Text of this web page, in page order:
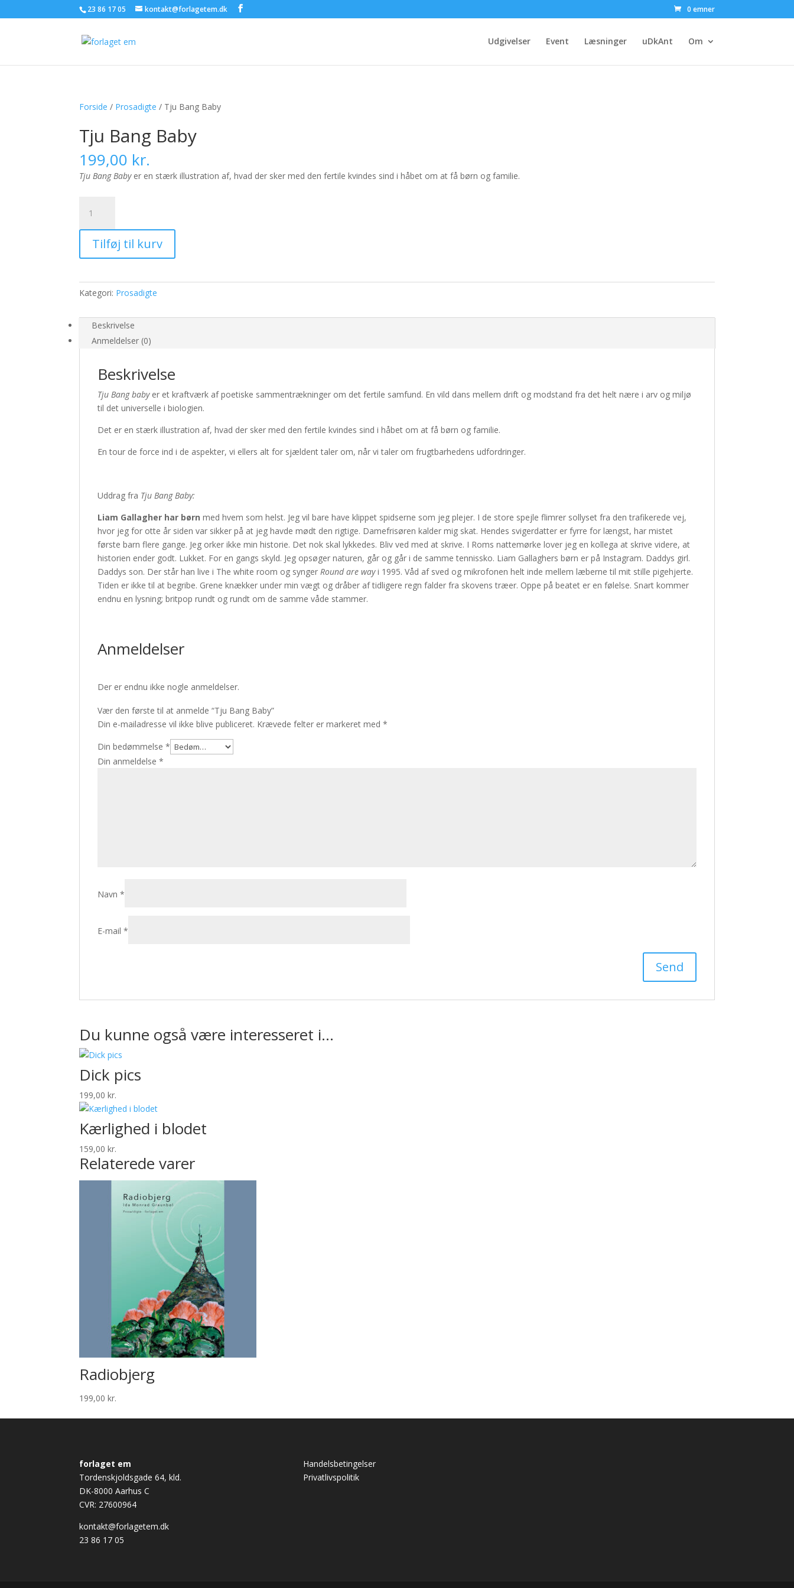
23 86 17 05 kontakt@forlagetem.dk 0 emner
Udgivelser Event Læsninger uDkAnt Om
Forside / Prosadigte / Tju Bang Baby
Tju Bang Baby
199,00 kr.
Tju Bang Babyer en stærk illustration af, hvad der sker med den fertile kvindes sind i håbet om at få børn og familie.
Bang
Baby
antalTilføj til kurv
Kategori: Prosadigte
Beskrivelse
Anmeldelser (0)
Beskrivelse
Tju Bang babyer et kraftværk af poetiske sammentrækninger om det fertile samfund. En vild dans mellem drift og modstand fra det helt nære i arv og miljø
til det universelle i biologien.
Det er en stærk illustration af, hvad der sker med den fertile kvindes sind i håbet om at få børn og familie.
En tour de force ind i de aspekter, vi ellers alt for sjældent taler om, når vi taler om frugtbarhedens udfordringer.
Uddrag fra Tju Bang Baby:
Liam Gallagher har børn med hvem som helst. Jeg vil bare have klippet spidserne som jeg plejer. I de store spejle flimrer sollyset fra den trafikerede vej,
hvor jeg for otte år siden var sikker på at jeg havde mødt den rigtige. Damefrisøren kalder mig skat. Hendes svigerdatter er fyrre for længst, har mistet
første barn flere gange. Jeg orker ikke min historie. Det nok skal lykkedes. Bliv ved med at skrive. I Roms nattemørke lover jeg en kollega at skrive videre, at
historien ender godt. Lukket. For en gangs skyld. Jeg opsøger naturen, går og går i de samme tennissko. Liam Gallaghers børn er på Instagram. Daddys girl.
Daddys son. Der står han live i The white room og syngerRound are wayi 1995. Våd af sved og mikrofonen helt inde mellem læberne til mit stille pigehjerte.
Tiden er ikke til at begribe. Grene knækker under min vægt og dråber af tidligere regn falder fra skovens træer. Oppe på beatet er en følelse. Snart kommer
endnu en lysning; britpop rundt og rundt om de samme våde stammer.
Anmeldelser
Der er endnu ikke nogle anmeldelser.
Vær den første til at anmelde “Tju Bang Baby”
Din e-mailadresse vil ikke blive publiceret. Krævede felter er markeret med*
Din bedømmelse*
Din anmeldelse*
Navn*
E-mail*
Du kunne også være interesseret i…
Dick pics
199,00kr.
Kærlighed i blodet
159,00kr.
Relaterede varer
Radiobjerg
199,00kr.
forlaget em
Tordenskjoldsgade 64, kld.
DK-8000 Aarhus C
CVR: 27600964
kontakt@forlagetem.dk
23 86 17 05
Handelsbetingelser
Privatlivspolitik